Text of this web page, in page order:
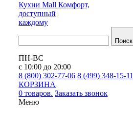
Кухни Mall Комфорт,
доступный
каждому
Поиск
ПН-ВС
с 10:00 до 20:00
8 (800) 302-77-06 8 (499) 348-15-11
КОРЗИНА
0 товаров. Заказать звонок
Меню